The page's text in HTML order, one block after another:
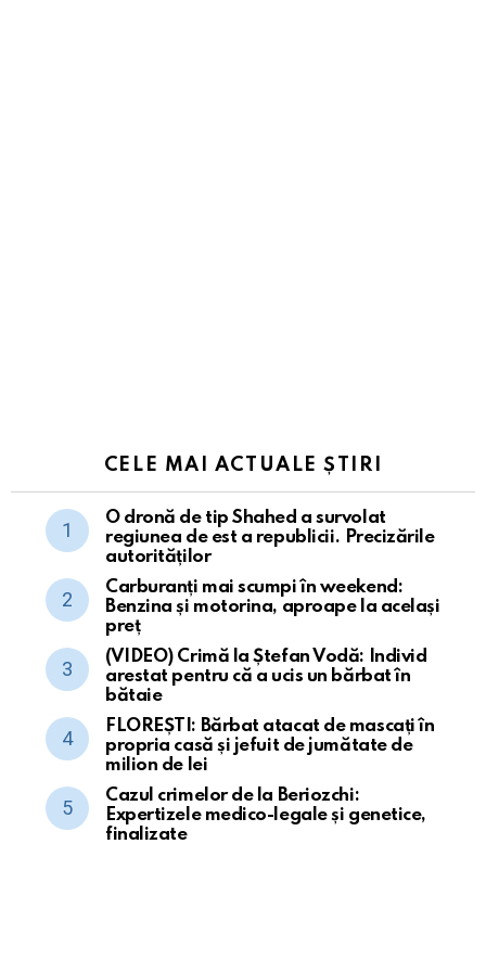
CELE MAI ACTUALE ȘTIRI
O dronă de tip Shahed a survolat
regiunea de est a republicii. Precizările
autorităților
Carburanți mai scumpi în weekend:
Benzina și motorina, aproape la același
preț
(VIDEO) Crimă la Ștefan Vodă: Individ
arestat pentru că a ucis un bărbat în
bătaie
FLOREȘTI: Bărbat atacat de mascați în
propria casă și jefuit de jumătate de
milion de lei
Cazul crimelor de la Beriozchi:
Expertizele medico-legale și genetice,
finalizate